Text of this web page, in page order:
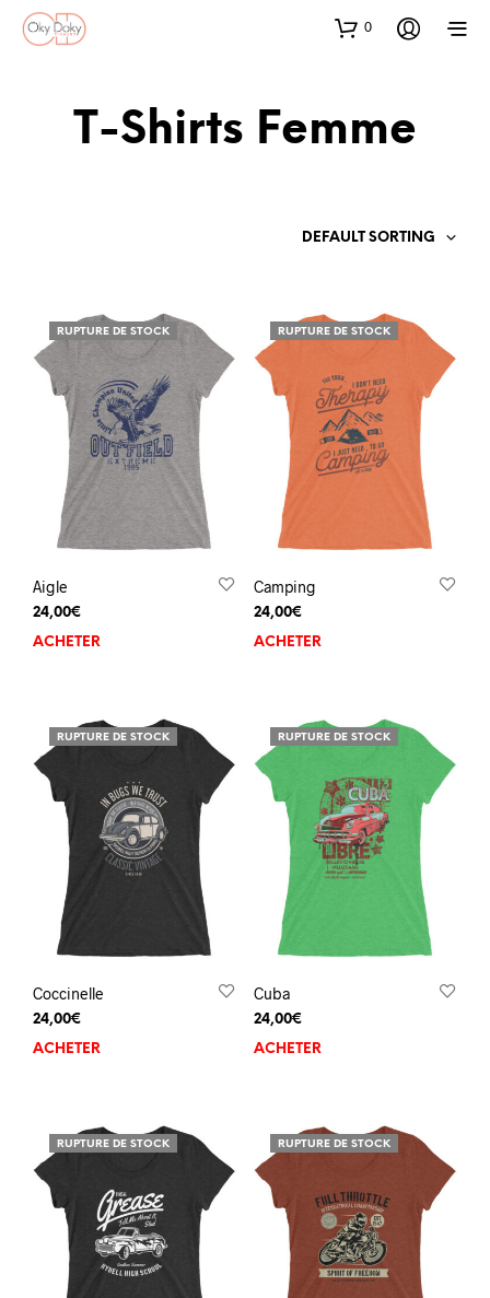
0
T-Shirts Femme
DEFAULT SORTING
RUPTURE DE STOCK
Aigle
24,00€
ACHETER
RUPTURE DE STOCK
Camping
24,00€
ACHETER
RUPTURE DE STOCK
Coccinelle
24,00€
ACHETER
RUPTURE DE STOCK
Cuba
24,00€
ACHETER
RUPTURE DE STOCK RUPTURE DE STOCK